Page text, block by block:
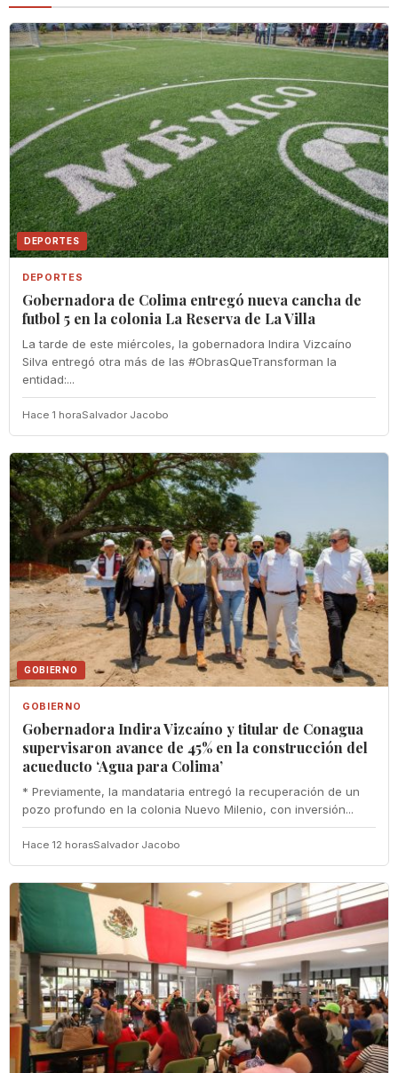
DEPORTES
DEPORTES
Gobernadora de Colima entregó nueva cancha de
futbol 5 en la colonia La Reserva de La Villa
La tarde de este miércoles, la gobernadora Indira Vizcaíno
Silva entregó otra más de las #ObrasQueTransforman la
entidad:...
Hace 1 horaSalvador Jacobo
GOBIERNO
GOBIERNO
Gobernadora Indira Vizcaíno y titular de Conagua
supervisaron avance de 45% en la construcción del
acueducto ‘Agua para Colima’
* Previamente, la mandataria entregó la recuperación de un
pozo profundo en la colonia Nuevo Milenio, con inversión...
Hace 12 horasSalvador Jacobo